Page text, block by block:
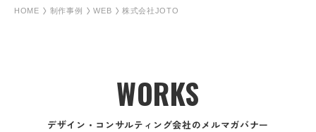
HOME 制作事例 WEB 株式会社JOTO
WORKS
デザイン・コンサルティング会社のメルマガバナー